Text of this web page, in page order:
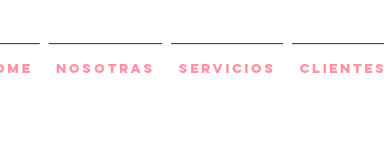
Nosotras Servicios Clientes